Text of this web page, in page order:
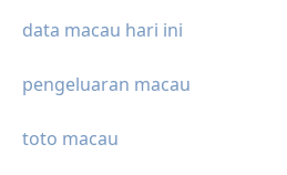
data macau hari ini
pengeluaran macau
toto macau